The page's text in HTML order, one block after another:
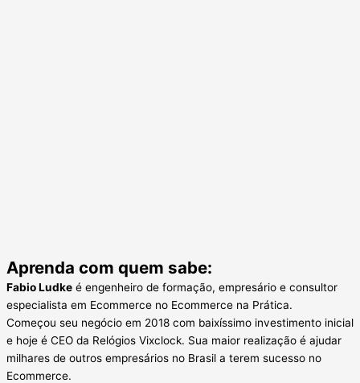
Aprenda com quem sabe:
Fabio Ludke é engenheiro de formação, empresário e consultor
especialista em Ecommerce no Ecommerce na Prática.
Começou seu negócio em 2018 com baixíssimo investimento inicial
e hoje é CEO da Relógios Vixclock. Sua maior realização é ajudar
milhares de outros empresários no Brasil a terem sucesso no
Ecommerce.